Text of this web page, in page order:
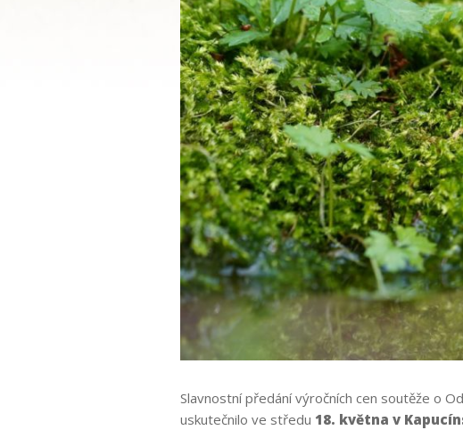
Slavnostní předání výročních cen soutěže o
uskutečnilo ve středu 18. května v